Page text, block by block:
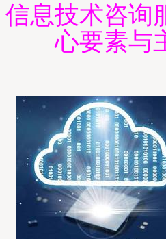
信息技术咨询
心要素与